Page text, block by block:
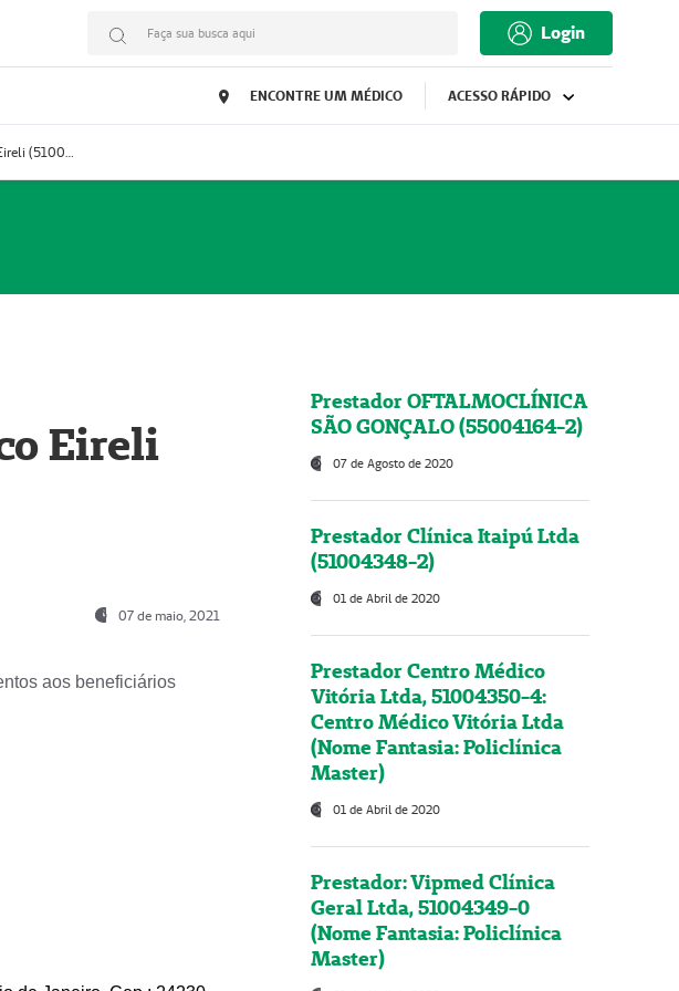
Faça sua busca aqui Login
ENCONTRE UM MÉDICO ACESSO RÁPIDO
Prestador Mosaicum Espaço Clínico Eireli (51004355-5)
Eireli
07 de maio, 2021
aos beneficiários
Prestador OFTALMOCLÍNICA
SÃO GONÇALO (55004164-2)
07 de Agosto de 2020
Prestador Clínica Itaipú Ltda
(51004348-2)
01 de Abril de 2020
Prestador Centro Médico
Vitória Ltda, 51004350-4:
Centro Médico Vitória Ltda
(Nome Fantasia: Policlínica
Master)
01 de Abril de 2020
Prestador: Vipmed Clínica
Geral Ltda, 51004349-0
(Nome Fantasia: Policlínica
Master)